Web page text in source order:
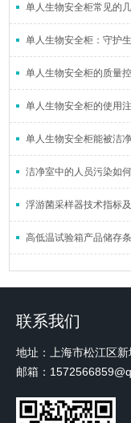
单人生物安全柜常见的
单人生物安全柜：守护
单人生物安全柜的质量
单人生物安全柜的使用
单人生物安全柜能被洁
洁净室中的人员污染如
浮游菌采样器技术指标
高低温试验箱产品储存
联系我们
地址：上海市松江区
邮箱：